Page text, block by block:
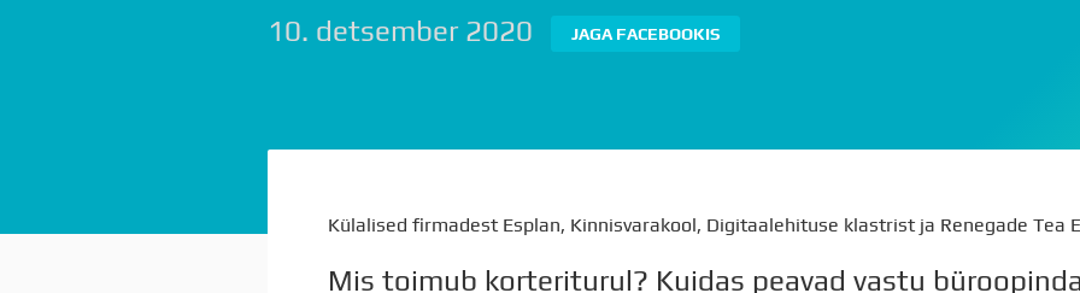
10. detsember 2020 JAGA FACEBOOKIS
Külalised firmadest Esplan, Kinnisvarakool, Digitaalehituse klastrist ja Renegade Tea
Mis toimub korteriturul? Kuidas peavad vastu